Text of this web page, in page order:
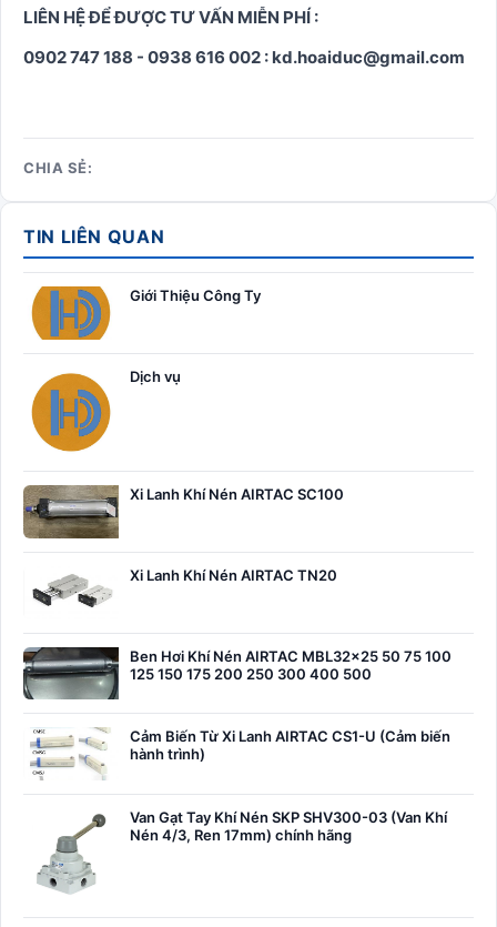
LIÊN HỆ ĐỂ ĐƯỢC TƯ VẤN MIỄN PHÍ :
0902 747 188 - 0938 616 002 : kd.hoaiduc@gmail.com
CHIA SẺ:
TIN LIÊN QUAN
Giới Thiệu Công Ty
Dịch vụ
Xi Lanh Khí Nén AIRTAC SC100
Xi Lanh Khí Nén AIRTAC TN20
Ben Hơi Khí Nén AIRTAC MBL32x25 50 75 100
125 150 175 200 250 300 400 500
Cảm Biến Từ Xi Lanh AIRTAC CS1-U (Cảm biến
hành trình)
Van Gạt Tay Khí Nén SKP SHV300-03 (Van Khí
Nén 4/3, Ren 17mm) chính hãng